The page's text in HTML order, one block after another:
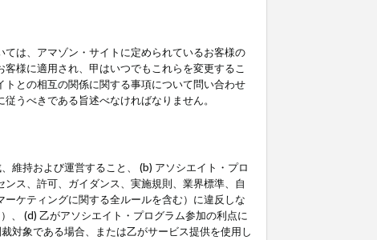
は、アマゾン・サイトに定められているお客様の
様に適用され、甲はいつでもこれらを変更するこ
との相互の関係に関する事項について問い合わせ
うべきである旨述べなければなりません。
維持および運営すること、 (b) アソシエイト・プロ
ス、許可、ガイダンス、実施規則、業界標準、自
ケティングに関する全ルールを含む）に違反しな
、 (d) 乙がアソシエイト・プログラム参加の利点に
対象である場合、または乙がサービス提供を使用し